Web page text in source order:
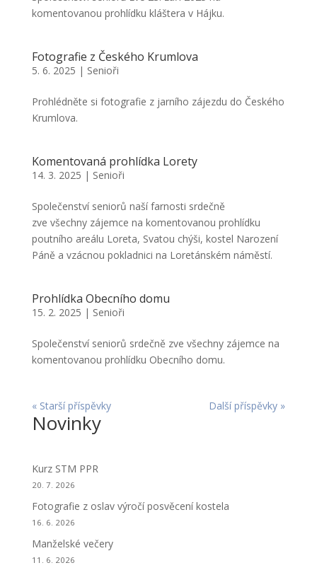
komentovanou prohlídku kláštera v Hájku.
Fotografie z Českého Krumlova
5. 6. 2025 | Senioři
Prohlédněte si fotografie z jarního zájezdu do Českého
Krumlova.
Komentovaná prohlídka Lorety
14. 3. 2025 | Senioři
Společenství seniorů naší farnosti srdečně
zve všechny zájemce na komentovanou prohlídku
poutního areálu Loreta, Svatou chýši, kostel Narození
Páně a vzácnou pokladnici na Loretánském náměstí.
Prohlídka Obecního domu
15. 2. 2025 | Senioři
Společenství seniorů srdečně zve všechny zájemce na
komentovanou prohlídku Obecního domu.
« Starší příspěvky Další příspěvky »
Novinky
Kurz STM PPR
20. 7. 2026
Fotografie z oslav výročí posvěcení kostela
16. 6. 2026
Manželské večery
11. 6. 2026